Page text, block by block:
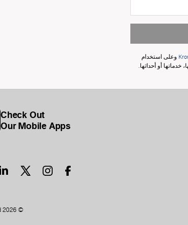
وعلى استخدام
Check Out
Our Mobile Apps
© Kronoplus Limited 2026